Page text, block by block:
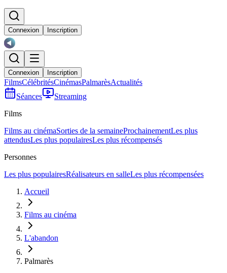
Connexion Inscription
Connexion Inscription
FilmsCélébritésCinémasPalmarèsActualités
Séances
Streaming
Films
Films au cinémaSorties de la semaineProchainementLes plus
attendusLes plus populairesLes plus récompensés
Personnes
Les plus populairesRéalisateurs en salleLes plus récompensées
Accueil
Films au cinéma
L'abandon
Palmarès